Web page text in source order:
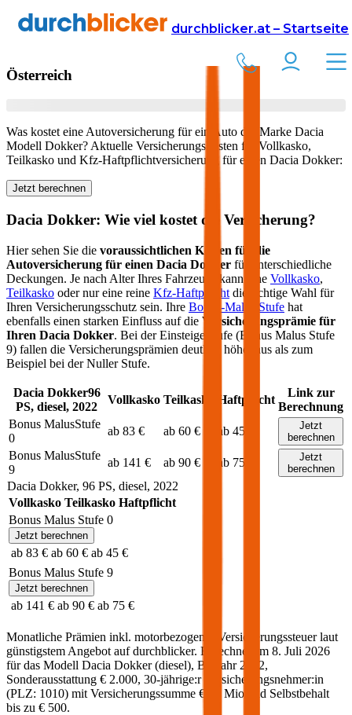
durchblicker.at – Startseite
Versicherung Autoversicherung Dacia
Dacia Dokker
in
Österreich
Was kostet eine Autoversicherung für ein Auto der Marke Dacia
Modell Dokker? Aktuelle Versicherungskosten für Vollkasko,
Teilkasko und Kfz-Haftpflichtversicherung für einen Dacia Dokker:
Jetzt berechnen
Dacia Dokker: Wie viel kostet die Versicherung?
Hier sehen Sie die voraussichtlichen Kosten für die
Autoversicherung für einen Dacia Dokker für unterschiedliche
Deckungen. Je nach Alter Ihres Fahrzeugs kann eine Vollkasko,
Teilkasko oder nur eine reine Kfz-Haftpflicht die richtige Wahl für
Ihren Versicherungsschutz sein. Ihre Bonus-Malus Stufe hat
ebenfalls einen starken Einfluss auf die Versicherungsprämie für
Ihren Dacia Dokker. Bei der Einsteigerstufe (Bonus Malus Stufe
9) fallen die Versicherungsprämien deutlich höher aus als zum
Beispiel bei der Nuller Stufe.
Dacia Dokker96
PS, diesel, 2022
Vollkasko Teilkasko Haftpflicht
Link zur
Berechnung
Bonus MalusStufe
0
ab 83 € ab 60 € ab 45 €
Jetzt
berechnen
Bonus MalusStufe
9
ab 141 € ab 90 € ab 75 €
Jetzt
berechnen
Dacia Dokker, 96PS, diesel, 2022
Vollkasko Teilkasko Haftpflicht
Bonus Malus Stufe 0
Jetzt berechnen
ab 83 € ab 60 € ab 45 €
Bonus Malus Stufe 9
Jetzt berechnen
ab 141 € ab 90 € ab 75 €
Monatliche Prämien inkl. motorbezogener Versicherungssteuer laut
günstigstem Angebot auf durchblicker. Berechnet am 8. Juli 2026
für das Modell Dacia Dokker(diesel), Baujahr 2022,
Sonderausstattung € 2.000, 30-jährige:rVersicherungsnehmer:in
(PLZ: 1010) mit Versicherungssumme € 20 Mio und Selbstbehalt
bis zu € 500.